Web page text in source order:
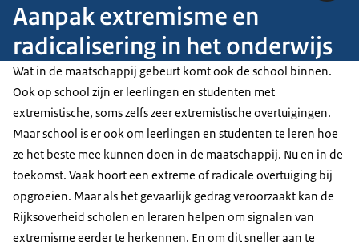
Aanpak extremisme en
radicalisering in het onderwijs
Wat in de maatschappij gebeurt komt ook de school binnen.
Ook op school zijn er leerlingen en studenten met
extremistische, soms zelfs zeer extremistische overtuigingen.
Maar school is er ook om leerlingen en studenten te leren hoe
ze het beste mee kunnen doen in de maatschappij. Nu en in de
toekomst. Vaak hoort een extreme of radicale overtuiging bij
opgroeien. Maar als het gevaarlijk gedrag veroorzaakt kan de
Rijksoverheid scholen en leraren helpen om signalen van
extremisme eerder te herkennen. En om dit sneller aan te